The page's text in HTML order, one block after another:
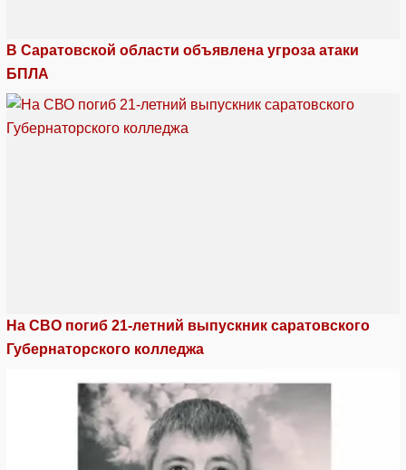
В Саратовской области объявлена угроза атаки
БПЛА
На СВО погиб 21-летний выпускник саратовского
Губернаторского колледжа